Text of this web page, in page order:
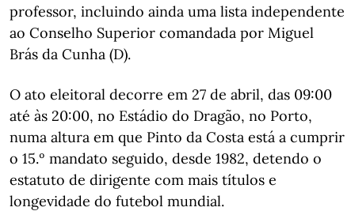
professor, incluindo ainda uma lista independente
ao Conselho Superior comandada por Miguel
Brás da Cunha (D).
O ato eleitoral decorre em 27 de abril, das 09:00
até às 20:00, no Estádio do Dragão, no Porto,
numa altura em que Pinto da Costa está a cumprir
o 15.º mandato seguido, desde 1982, detendo o
estatuto de dirigente com mais títulos e
longevidade do futebol mundial.